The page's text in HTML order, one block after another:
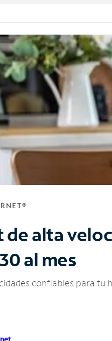
alta
al mes
confiables para tu